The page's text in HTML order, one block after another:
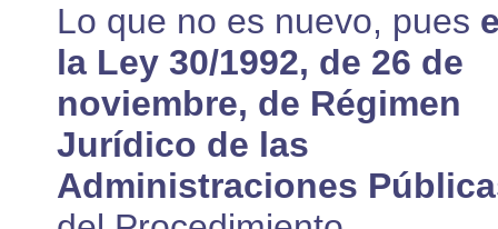
Lo que no es nuevo, pues
la Ley 30/1992, de 26 de
noviembre, de Régimen
Jurídico de las
Administraciones